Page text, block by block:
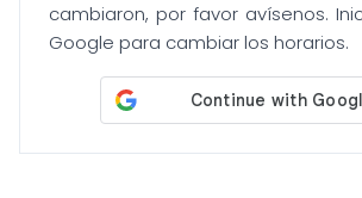
cambiaron, por favor avísenos.
Google para cambiar los horarios.